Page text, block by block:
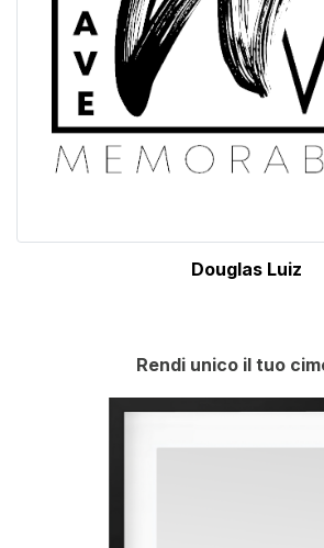
Douglas Luiz
Rendi unico il tuo